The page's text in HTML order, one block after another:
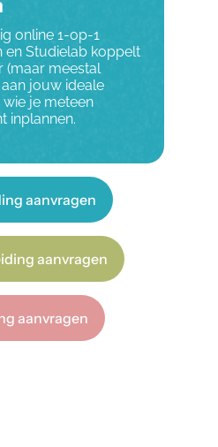
online 1-op-1
en Studielab koppelt
(maar meestal
jouw ideale
je meteen
inplannen.
aanvragen
aanvragen
aanvragen